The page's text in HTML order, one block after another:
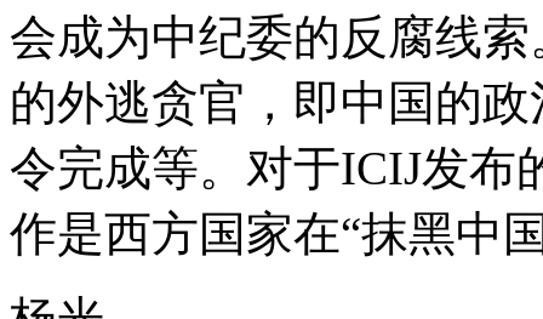
会成为中纪委的反腐线
的外逃贪官，即中国的
令完成等。对于ICIJ发布
作是西方国家在“抹黑中